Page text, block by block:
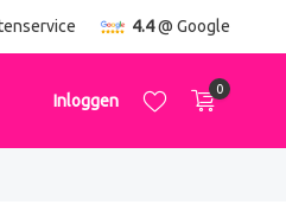
4.4@ Google
Inloggen
0